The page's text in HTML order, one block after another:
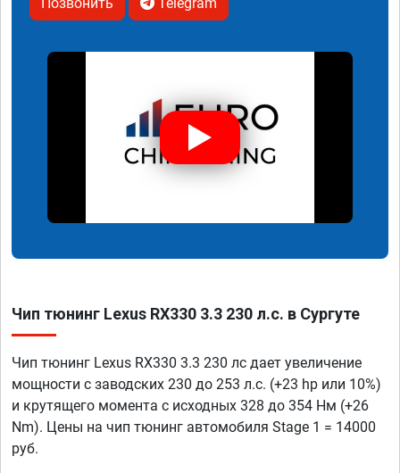
Чип тюнинг Lexus RX330 3.3 230 л.с. в Сургуте
Чип тюнинг Lexus RX330 3.3 230 лс дает увеличение
мощности с заводских 230 до 253 л.с. (+23 hp или 10%)
и крутящего момента с исходных 328 до 354 Нм (+26
Nm). Цены на чип тюнинг автомобиля Stage 1 = 14000
руб.